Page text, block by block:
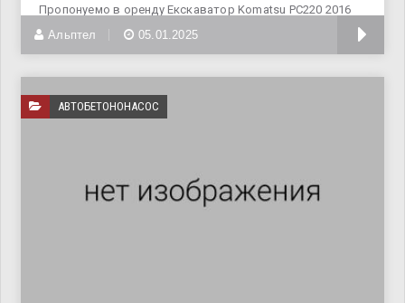
Пропонуемо в оренду Екскаватор Komatsu PC220 2016
г.в. Надійний японський
Альптел 05.01.2025
АВТОБЕТОНОНАСОС